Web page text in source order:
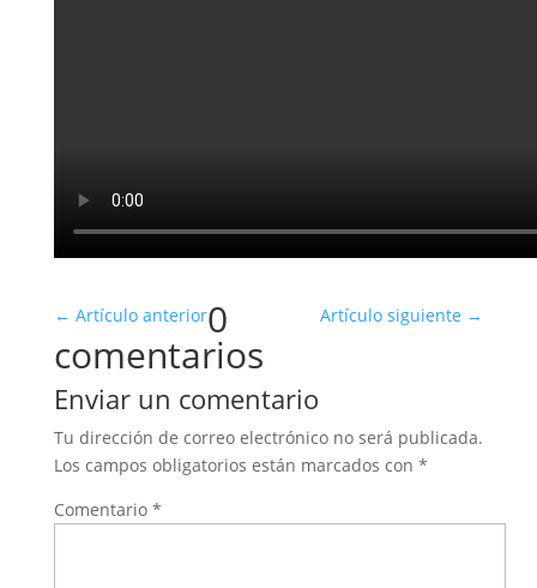
← Artículo anterior Artículo siguiente →
0
comentarios
Enviar un comentario
Tu dirección de correo electrónico no será publicada.
Los campos obligatorios están marcados con *
Comentario *